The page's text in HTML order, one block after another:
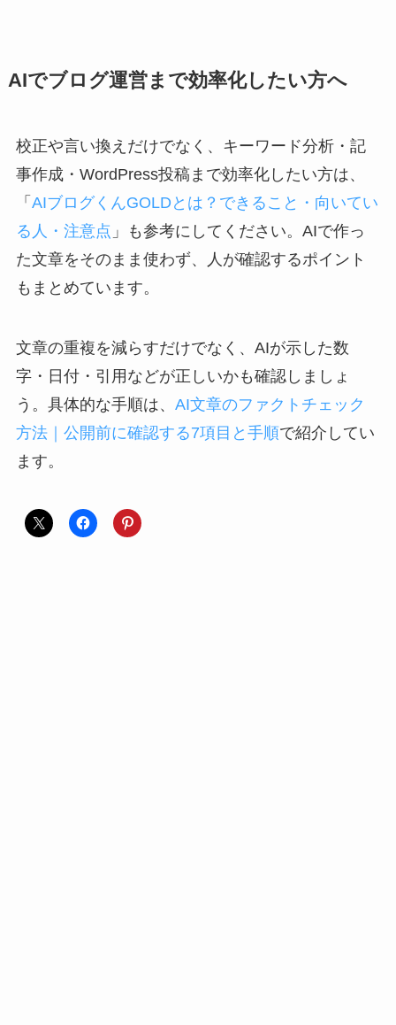
AIでブログ運営まで効率化したい方へ
校正や言い換えだけでなく、キーワード分析・記
事作成・WordPress投稿まで効率化したい方は、
「 AIブログくんGOLDとは？できること・向いてい
る人・注意点 」も参考にしてください。AIで作っ
た文章をそのまま使わず、人が確認するポイント
もまとめています。
文章の重複を減らすだけでなく、AIが示した数
字・日付・引用などが正しいかも確認しましょ
う。具体的な手順は、 AI文章のファクトチェック
方法｜公開前に確認する7項目と手順で紹介してい
ます。